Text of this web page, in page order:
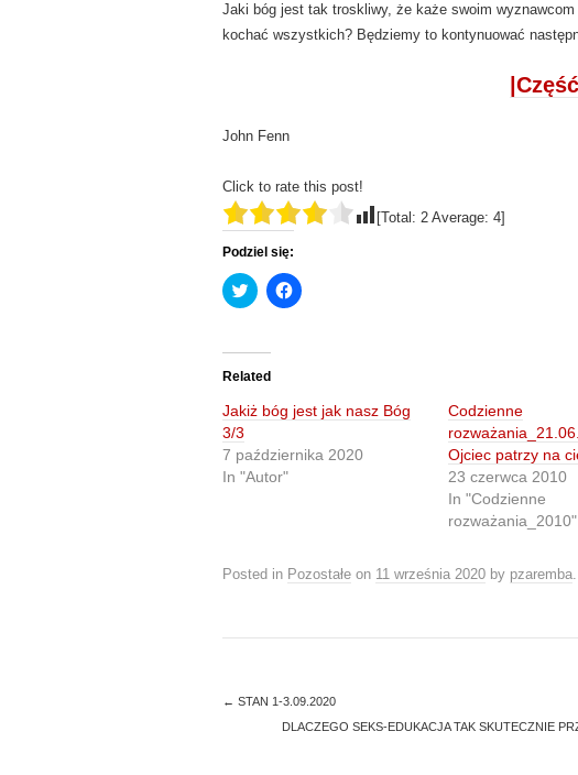
Jaki bóg jest tak troskliwy, że każe swoim
kochać wszystkich? Będziemy to kontynuować
John Fenn
Click to rate this post!
[Total: 2 Average: 4]
Podziel się:
C
l
t
o
s
h
a
e
o
n
T
r
n
n
C
l
h
a
o
o
k
e
n
e
Related
Jakiż bóg jest jak nasz Bóg
3/3
7 października 2020
In "Autor"
Codzienne
Ojciec patrzy na
23 czerwca 2010
In "Codzienne
rozważania_2010"
Posted in Pozostałe on 11 września 2020 by pzaremba.
← STAN 1-3.09.2020
DLACZEGO SEKS-EDUKACJA TAK SKUTECZNIE